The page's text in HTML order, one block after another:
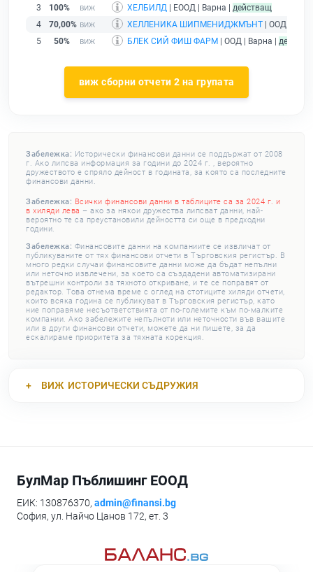
3
100% ХЕЛБИЛД | ЕООД | Варна | действащ
4
70,00% ХЕЛЛЕНИКА ШИПМЕНИДЖМЪНТ | ООД |
5
50% БЛЕК СИЙ ФИШ ФАРМ | ООД | Варна |
виж сборни отчети 2 на групата
Забележка: Исторически финансови данни се поддържат от 2008
г. Ако липсва информация за години до 2024 г. , вероятно
дружеството е спряло дейност в годината, за която са последните
финансови данни.
Забележка: Всички финансови данни в таблиците са за 2024 г. и
в хиляди лева – ако за някои дружества липсват данни, най-
вероятно те са преустановили дейността си още в предходни
години.
Забележка: Финансовите данни на компаниите се извличат от
публикуваните от тях финансови отчети в Търговския регистър. В
много редки случаи финансовите данни може да бъдат непълни
или неточно извлечени, за което са създадени автоматизирани
вътрешни контроли за тяхното откриване, и те се поправят от
редактор. Това отнема време с оглед на стотиците хиляди отчети,
които всяка година се публикуват в Търговския регистър, като
ние поправяме несъответствията от по-големите към по-малките
компании. Ако забележите непълноти или неточности във вашите
или в други финансови отчети, можете да ни пишете, за да
ескалираме приоритета за тяхната корекция.
ВИЖ ИСТОРИЧЕСКИ СЪДРУЖИЯ
БулМар Пъблишинг ЕООД
ЕИК: 130876370, admin@finansi.bg
София, ул. Найчо Цанов 172, ет. 3